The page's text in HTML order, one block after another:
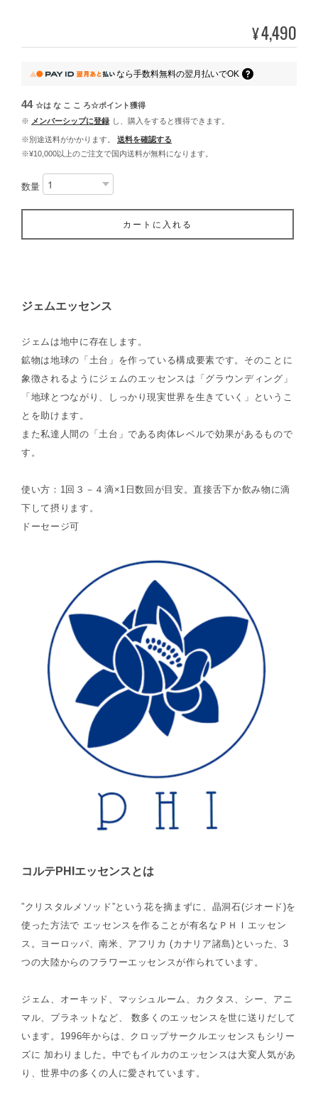
¥4,490
なら手数料無料の翌月払いでOK
44 ☆は な こ こ ろ☆ポイント獲得
※ メンバーシップに登録 し、購入をすると獲得できます。
※別途送料がかかります。
送料を確認する
※¥10,000以上のご注文で国内送料が無料になります。
数量
カートに入れる
ジェムエッセンス
ジェムは地中に存在します。
鉱物は地球の「土台」を作っている構成要素です。そのことに
象徴されるようにジェムのエッセンスは「グラウンディング」
「地球とつながり、しっかり現実世界を生きていく」というこ
とを助けます。
また私達人間の「土台」である肉体レベルで効果があるもので
す。
使い方：1回３－４滴×1日数回が目安。直接舌下か飲み物に滴
下して摂ります。
ドーセージ可
コルテPHIエッセンスとは
”クリスタルメソッド”という花を摘まずに、晶洞石(ジオード)を
使った方法で エッセンスを作ることが有名なＰＨＩエッセン
ス。ヨーロッパ、南米、アフリカ (カナリア諸島)といった、3
つの大陸からのフラワーエッセンスが作られています。
ジェム、オーキッド、マッシュルーム、カクタス、シー、アニ
マル、プラネットなど、 数多くのエッセンスを世に送りだして
います。1996年からは、クロップサークルエッセンスもシリー
ズに 加わりました。中でもイルカのエッセンスは大変人気があ
り、世界中の多くの人に愛されています。